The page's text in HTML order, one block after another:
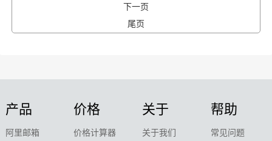
下一页
尾页
产品
阿里邮箱
价格
价格计算器
关于
关于我们
帮助
常见问题